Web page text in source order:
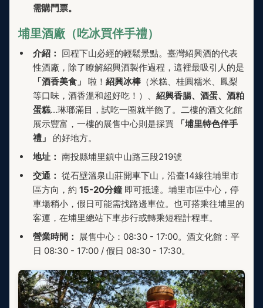
需購門票。
埔里酒廠（吃冰買伴手禮）
介紹： 回程下山必經的輕鬆景點。臺灣紹興酒的代表
性酒廠，除了瞭解紹興酒製作過程，這裡最吸引人的是
「酒香美食」
啦！ 紹興冰棒 （米糕、桂圓糯米、鳳梨
等口味，酒香溫和超好吃！）、 紹興香腸、酒蛋、酒粕
蛋糕...琳瑯滿目，試吃一圈就半飽了。二樓的酒文化館
展示豐富，一樓的展售中心則是採買
「埔里特色伴手
禮」
的好地方。
地址： 南投縣埔里鎮中山路三段219號
交通： 從石壁溫泉山莊開車下山，沿臺14線往埔里市
區方向，約 15-20分鐘 即可抵達。埔里市區中心，停
車場稍小，假日可能需找路邊車位。也可搭乘往埔里的
客運，在埔里總站下車步行或轉乘短程計程車。
營業時間：
展售中心：08:30 - 17:00。酒文化館：平
日 08:30 - 17:00 / 假日 08:30 - 17:30。